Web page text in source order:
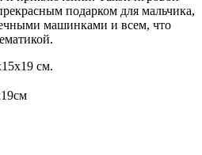
подарком для мальчика,
машинками и всем, что
см.